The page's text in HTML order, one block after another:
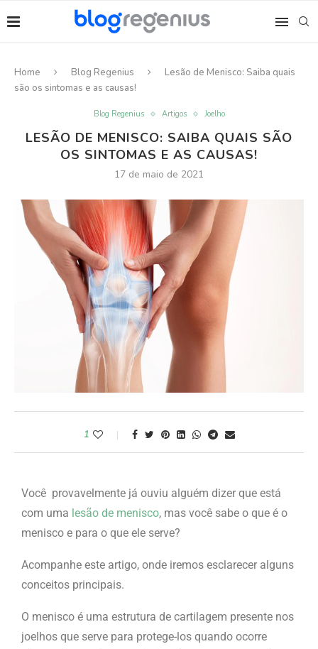
Home Blog Regenius
Lesão de Menisco: Saiba quais
são os sintomas e as causas!
Blog Regenius Artigos Joelho
LESÃO DE MENISCO: SAIBA QUAIS SÃO
OS SINTOMAS E AS CAUSAS!
17 de maio de 2021
1
Você provavelmente já ouviu alguém dizer que está
com uma lesão de menisco, mas você sabe o que é o
menisco e para o que ele serve?
Acompanhe este artigo, onde iremos esclarecer alguns
conceitos principais.
O menisco é uma estrutura de cartilagem presente nos
joelhos que serve para protege-los quando ocorre